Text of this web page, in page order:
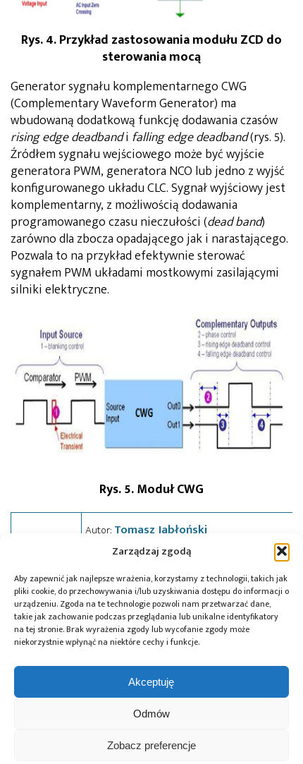
Zarządzaj zgodą
Aby zapewnić jak najlepsze wrażenia, korzystamy z technologii, takich jak
pliki cookie, do przechowywania i/lub uzyskiwania dostępu do informacji o
urządzeniu. Zgoda na te technologie pozwoli nam przetwarzać dane,
takie jak zachowanie podczas przeglądania lub unikalne identyfikatory
na tej stronie. Brak wyrażenia zgody lub wycofanie zgody może
niekorzystnie wpłynąć na niektóre cechy i funkcje.
Akceptuję
Odmów
Zobacz preferencje
Rys. 4. Przykład zastosowania modułu ZCD do
sterowania mocą
Generator sygnału komplementarnego CWG
(Complementary Waveform Generator) ma
wbudowaną dodatkową funkcję dodawania czasów
rising edge deadbandi falling edge deadband(rys. 5).
Źródłem sygnału wejściowego może być wyjście
generatora PWM, generatora NCO lub jedno z wyjść
konfigurowanego układu CLC. Sygnał wyjściowy jest
komplementarny, z możliwością dodawania
programowanego czasu nieczułości (dead band)
zarówno dla zbocza opadającego jak i narastającego.
Pozwala to na przykład efektywnie sterować
sygnałem PWM układami mostkowymi zasilającymi
silniki elektryczne.
Rys. 5. Moduł CWG
Autor: Tomasz Jabłoński
Wrocławskiej, współpracownik miesięcznika
mikrokontrolerach Microchip i wyświetlaczach
graficznych, wydanych nakładem Wydawnictwa BTC.
Zawodowo zajmuje się projektowaniem
zaawansowanych systemów mikroprocesorowych.